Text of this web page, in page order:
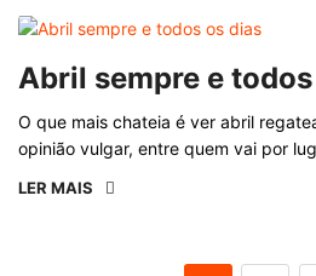
Abril sempre e
O que mais chateia é ver abril
opinião vulgar, entre quem vai por
LER MAIS